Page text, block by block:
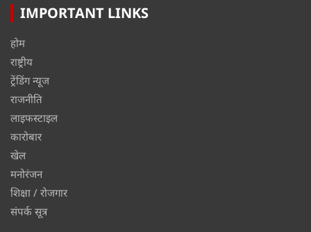
IMPORTANT LINKS
होम
राष्ट्रीय
ट्रेंडिंग न्यूज
राजनीति
लाइफस्टाइल
कारोबार
खेल
मनोरंजन
शिक्षा / रोजगार
संपर्क सूत्र